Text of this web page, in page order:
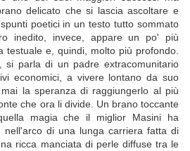
delicato che si lascia ascoltare e
poetici in un testo tutto sommato
inedito, invece, appare un po' più
testuale e, quindi, molto più profondo.
si parla di un padre extracomunitario
economici, a vivere lontano da suo
la speranza di raggiungerlo al più
che ora li divide. Un brano toccante
magia che il miglior Masini ha
nell'arco di una lunga carriera fatta di
ricca manciata di perle diffuse tra le